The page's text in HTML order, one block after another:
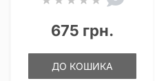
675 грн.
ДО КОШИКА